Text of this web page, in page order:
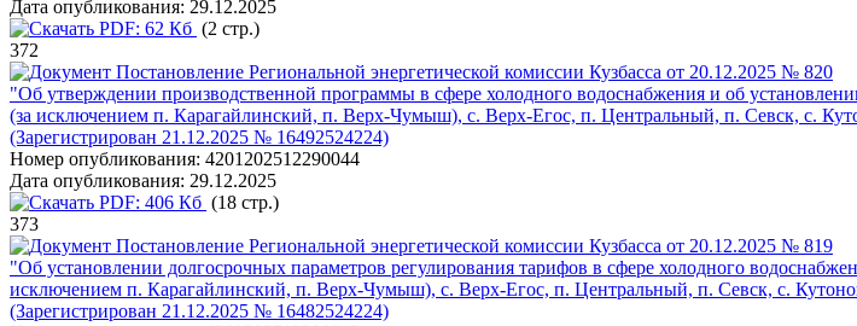
Дата опубликования: 29.12.2025
PDF: 62 Кб (2 стр.)
372
Постановление Региональной энергетической комиссии Кузбасса от 20.12.2025 № 820
"Об утверждении производственной программы в сфере холодного водоснабжения и об
(за исключением п. Карагайлинский, п. Верх-Чумыш), с. Верх-Егос, п. Центральный, п. Севск, с.
(Зарегистрирован 21.12.2025 № 16492524224)
Номер опубликования: 4201202512290044
Дата опубликования: 29.12.2025
PDF: 406 Кб (18 стр.)
373
Постановление Региональной энергетической комиссии Кузбасса от 20.12.2025 № 819
"Об установлении долгосрочных параметров регулирования тарифов в сфере холодного
исключением п. Карагайлинский, п. Верх-Чумыш), с. Верх-Егос, п. Центральный, п. Севск, с.
(Зарегистрирован 21.12.2025 № 16482524224)